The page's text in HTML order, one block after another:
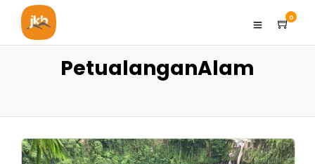
0
PetualanganAlam